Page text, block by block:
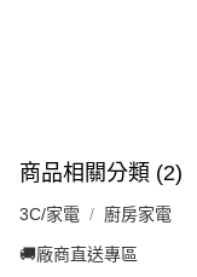
商品相關分類 (2)
3C/家電 廚房家電
🚚廠商直送專區